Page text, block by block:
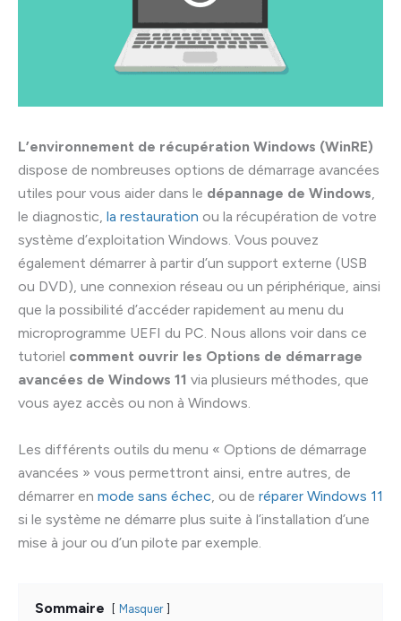
L’environnement de récupération Windows (WinRE)
dispose de nombreuses options de démarrage avancées
utiles pour vous aider dans le dépannage de Windows,
le diagnostic, la restauration ou la récupération de votre
système d’exploitation Windows. Vous pouvez
également démarrer à partir d’un support externe (USB
ou DVD), une connexion réseau ou un périphérique, ainsi
que la possibilité d’accéder rapidement au menu du
microprogramme UEFI du PC. Nous allons voir dans ce
tutoriel comment ouvrir les Options de démarrage
avancées de Windows 11 via plusieurs méthodes, que
vous ayez accès ou non à Windows.
Les différents outils du menu « Options de démarrage
avancées » vous permettront ainsi, entre autres, de
démarrer en mode sans échec , ou de réparer Windows 11
si le système ne démarre plus suite à l’installation d’une
mise à jour ou d’un pilote par exemple.
Sommaire Masquer